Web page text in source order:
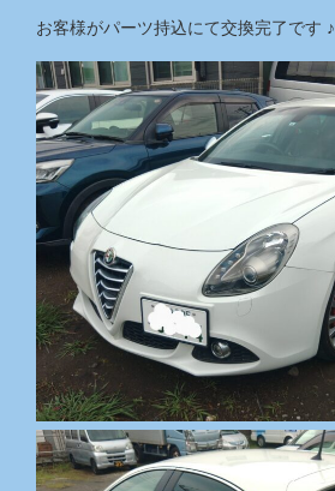
お客様がパーツ持込にて交換完了です ♪